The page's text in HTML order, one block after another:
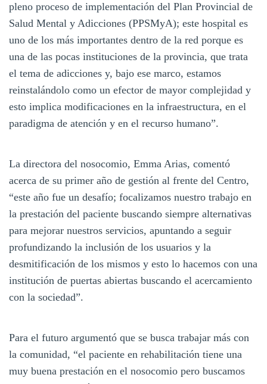
pleno proceso de implementación del Plan Provincial de
Salud Mental y Adicciones (PPSMyA); este hospital es
uno de los más importantes dentro de la red porque es
una de las pocas instituciones de la provincia, que trata
el tema de adicciones y, bajo ese marco, estamos
reinstalándolo como un efector de mayor complejidad y
esto implica modificaciones en la infraestructura, en el
paradigma de atención y en el recurso humano”.
La directora del nosocomio, Emma Arias, comentó
acerca de su primer año de gestión al frente del Centro,
“este año fue un desafío; focalizamos nuestro trabajo en
la prestación del paciente buscando siempre alternativas
para mejorar nuestros servicios, apuntando a seguir
profundizando la inclusión de los usuarios y la
desmitificación de los mismos y esto lo hacemos con una
institución de puertas abiertas buscando el acercamiento
con la sociedad”.
Para el futuro argumentó que se busca trabajar más con
la comunidad, “el paciente en rehabilitación tiene una
muy buena prestación en el nosocomio pero buscamos